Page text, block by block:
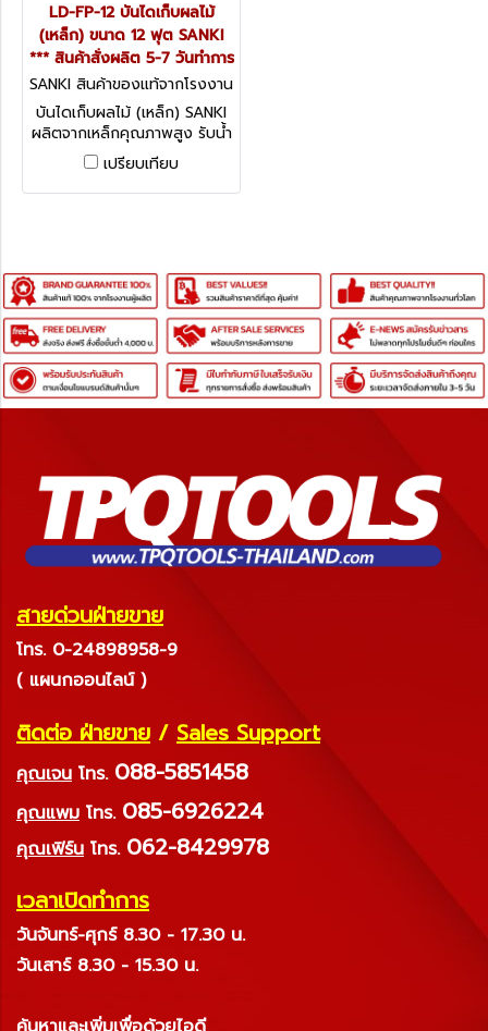
LD-FP-12 บันไดเก็บผลไม้
(เหล็ก) ขนาด 12 ฟุต SANKI
*** สินค้าสั่งผลิต 5-7 วันทำการ
SANKI สินค้าของแท้จากโรงงาน
ผู้ผลิต LD-FP-12
บันไดเก็บผลไม้ (เหล็ก) SANKI
ผลิตจากเหล็กคุณภาพสูง รับน้ำ
หนักได้สูงสุด 150 กก.
เปรียบเทียบ
สายด่วนฝ่ายขาย
โทร. 0-24898958-9
( แผนกออนไลน์ )
ติดต่อ ฝ่ายขาย / Sales Support
คุณเจน โทร. 088-5851458
คุณแพม โทร. 085-6926224
คุณเฟิร์น โทร. 062-8429978
เวลาเปิดทำการ
วันจันทร์-ศุกร์ 8.30 - 17.30 น.
วันเสาร์ 8.30 - 15.30 น.